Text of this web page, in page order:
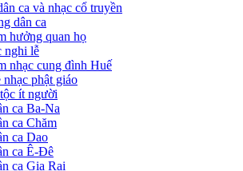
ca và nhạc cổ truyền
dân ca
hưởng quan họ
nghi lễ
nhạc cung đình Huế
nhạc phật giáo
ít người
ca Ba-Na
ca Chăm
ca Dao
ca Ê-Đê
ca Gia Rai